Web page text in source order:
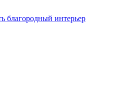
благородный интерьер